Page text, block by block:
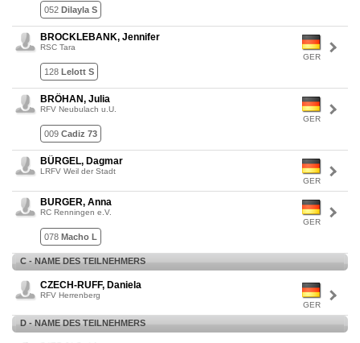
052 Dilayla S
GER
BROCKLEBANK, Jennifer
RSC Tara
128 Lelott S
GER
BRÖHAN, Julia
RFV Neubulach u.U.
009 Cadiz 73
GER
BÜRGEL, Dagmar
LRFV Weil der Stadt
GER
BURGER, Anna
RC Renningen e.V.
078 Macho L
C - NAME DES TEILNEHMERS
GER
CZECH-RUFF, Daniela
RFV Herrenberg
D - NAME DES TEILNEHMERS